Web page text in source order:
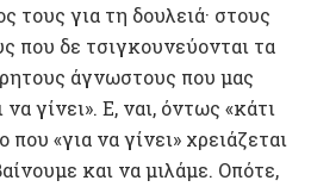
τους για τη δουλειά· στους
που δε τσιγκουνεύονται τα
άγνωστους που μας
να γίνει». Ε, ναι, όντως «κάτι
«για να γίνει» χρειάζεται
και να μιλάμε. Οπότε,